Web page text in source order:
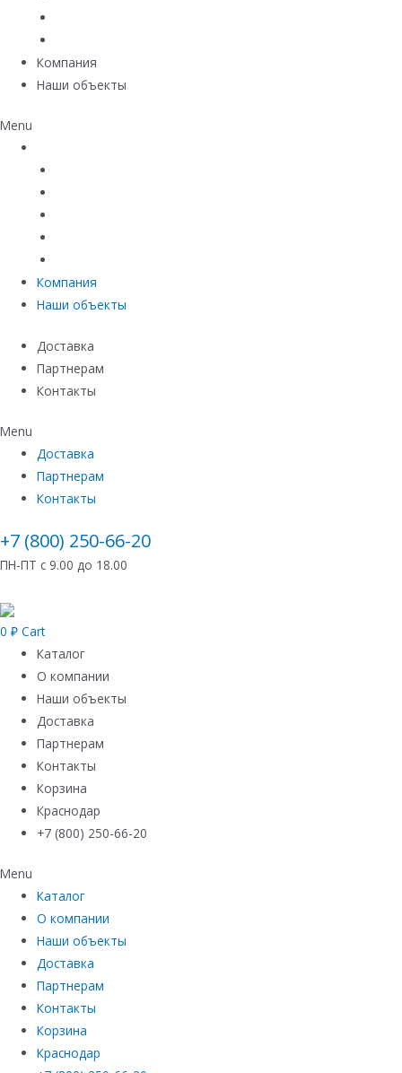
Компания
Наши объекты
Menu
Компания
Наши объекты
Доставка
Партнерам
Контакты
Menu
Доставка
Партнерам
Контакты
+7 (800) 250-66-20
ПН-ПТ с 9.00 до 18.00
0 ₽ Cart
Каталог
О компании
Наши объекты
Доставка
Партнерам
Контакты
Корзина
Краснодар
+7 (800) 250-66-20
Menu
Каталог
О компании
Наши объекты
Доставка
Партнерам
Контакты
Корзина
Краснодар